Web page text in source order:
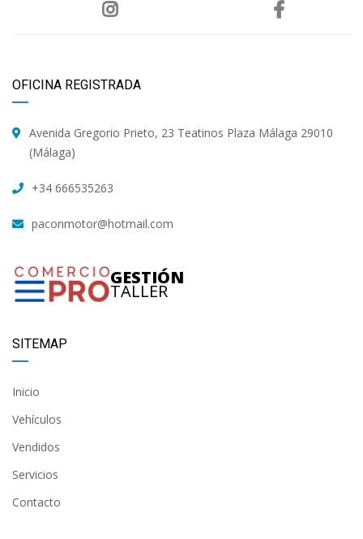
OFICINA REGISTRADA
Avenida Gregorio Prieto, 23 Teatinos Plaza Málaga 29010
(Málaga)
+34 666535263
paconmotor@hotmail.com
GESTIÓN
TALLER
SITEMAP
Inicio
Vehículos
Vendidos
Servicios
Contacto